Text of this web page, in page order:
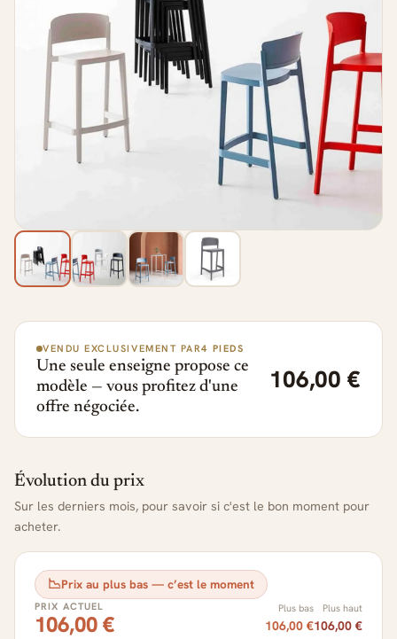
VENDU EXCLUSIVEMENT PAR4 PIEDS
Une seule enseigne propose ce
modèle — vous profitez d'une
offre négociée.
106,00 €
Évolution du prix
Sur les derniers mois, pour savoir si c'est le bon moment pour
acheter.
📉Prix au plus bas — c’est le moment
PRIX ACTUEL
106,00 €
Plus bas
106,00 €
Plus haut
106,00 €